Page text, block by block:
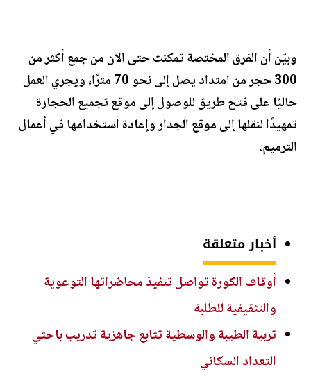
وبيّن أن الفرق المختصة تمكنت حتى الآن من جمع أكثر من
300 حجر من امتداد يصل إلى نحو 70 مترًا، ويجري العمل
حاليًا على فتح طريق للوصول إلى موقع تجميع الحجارة
تمهيدًا لنقلها إلى موقع الجدار وإعادة استخدامها في أعمال
الترميم.
أخبار متعلقة
أوقاف الكورة تواصل تنفيذ محاضراتها التوعوية
والتثقيفية للطلبة
تربية الطيبة والوسطية تتابع جاهزية تدريب باحثي
التعداد السكاني